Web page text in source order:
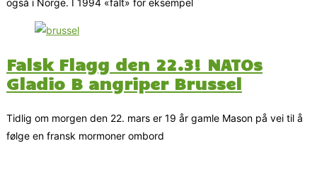
Falsk Flagg den 22.3! NATOs
Gladio B angriper Brussel
Tidlig om morgen den 22. mars er 19 år gamle Mason på vei til å
følge en fransk mormoner ombord